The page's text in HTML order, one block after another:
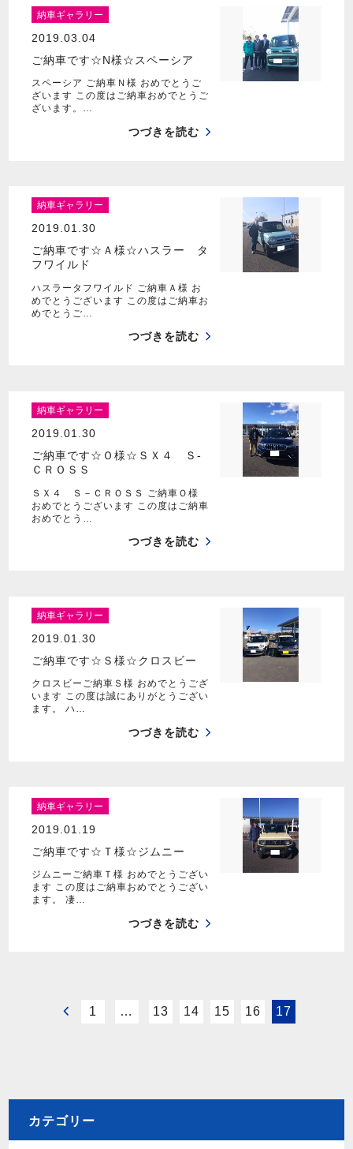
納車ギャラリー
2019.03.04
ご納車です☆N様☆スペーシア
スペーシア ご納車Ｎ様 おめでとうご
ざいます この度はご納車おめでとうご
ざいます。…
つづきを読む
納車ギャラリー
2019.01.30
ご納車です☆Ａ様☆ハスラー タ
フワイルド
ハスラータフワイルド ご納車Ａ様 お
めでとうございます この度はご納車お
めでとうご…
つづきを読む
納車ギャラリー
2019.01.30
ご納車です☆Ｏ様☆ＳＸ４ Ｓ‐
ＣＲＯＳＳ
ＳＸ４ Ｓ－ＣＲＯＳＳ ご納車Ｏ様
おめでとうございます この度はご納車
おめでとう…
つづきを読む
納車ギャラリー
2019.01.30
ご納車です☆Ｓ様☆クロスビー
クロスビーご納車Ｓ様 おめでとうござ
います この度は誠にありがとうござい
ます。 ハ…
つづきを読む
納車ギャラリー
2019.01.19
ご納車です☆Ｔ様☆ジムニー
ジムニーご納車Ｔ様 おめでとうござい
ます この度はご納車おめでとうござい
ます。 凄…
つづきを読む
1 … 13 14 15 16 17
カテゴリー